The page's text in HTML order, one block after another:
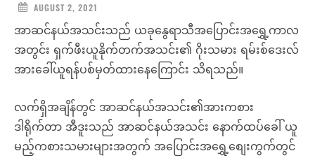
AUGUST 2, 2021
အာဆင်နယ်အသင်းသည် ယခုနွေရာသီအပြောင်းအရွှေ့ကာလ
အတွင်း ရှက်ဖီးယူနိုက်တက်အသင်း၏ ဂိုးသမား ရမ်းစ်ဒေးလ်
အားခေါ်ယူရန်ပစ်မှတ်ထားနေကြောင်း သိရသည်။
လက်ရှိအချိန်တွင် အာဆင်နယ်အသင်း၏အားကစား
ဒါရိုက်တာ အီဒူးသည် အာဆင်နယ်အသင်း နောက်ထပ်ခေါ် ယူ
မည့်ကစားသမားများအတွက် အပြောင်းအရွှေ့စျေးကွက်တွင်